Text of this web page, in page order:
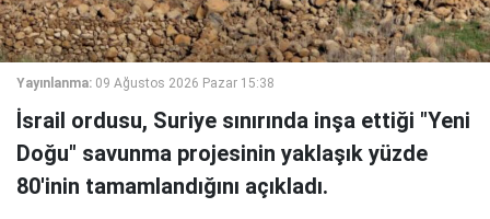
Yayınlanma: 09 Ağustos 2026 Pazar 15:38
İsrail ordusu, Suriye sınırında inşa ettiği "Yeni
Doğu" savunma projesinin yaklaşık yüzde
80'inin tamamlandığını açıkladı.